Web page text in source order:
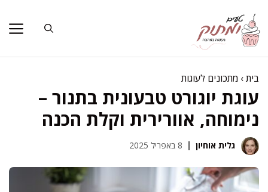
לתוכן
בית› מתכונים לעוגות
עוגת יוגורט טבעונית בתנור –
נימוחה, אוורירית וקלת הכנה
גלית אוחיון 8 באפריל 2025